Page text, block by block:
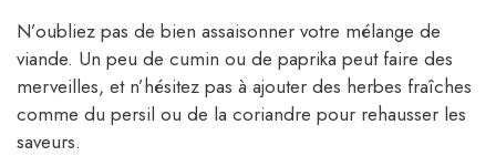
N’oubliez pas de bien assaisonner votre mélange de
viande. Un peu de cumin ou de paprika peut faire des
merveilles, et n’hésitez pas à ajouter des herbes fraîches
comme du persil ou de la coriandre pour rehausser les
saveurs.